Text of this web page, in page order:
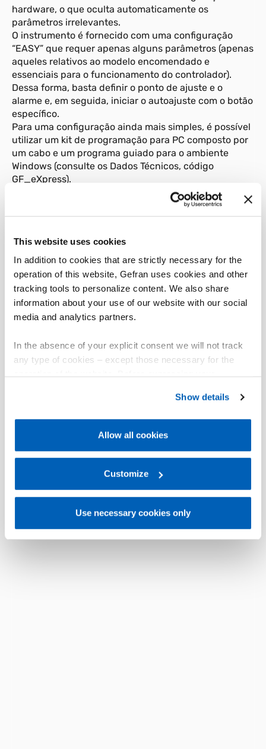
This website uses cookies
In addition to cookies that are strictly necessary for the
operation of this website, Gefran uses cookies and other
tracking tools to personalize content. We also share
information about your use of our website with our social
media and analytics partners.
In the absence of your explicit consent we will not track
any type of cookies – except those necessary for the
Gefran - Cookie
policy.
regarding processing of personal data, at the following
Gefran - Privacy Policy.
Show details
Allow all cookies
Customize
Use necessary cookies only
hardware, o que oculta automaticamente os
parâmetros irrelevantes.
O instrumento é fornecido com uma configuração
“EASY” que requer apenas alguns parâmetros (apenas
aqueles relativos ao modelo encomendado e
essenciais para o funcionamento do controlador).
Dessa forma, basta definir o ponto de ajuste e o
alarme e, em seguida, iniciar o autoajuste com o botão
específico.
Para uma configuração ainda mais simples, é possível
utilizar um kit de programação para PC composto por
um cabo e um programa guiado para o ambiente
Windows (consulte os Dados Técnicos, código
GF_eXpress).
02
Visualizar 3D - Baixar modelo
CAD